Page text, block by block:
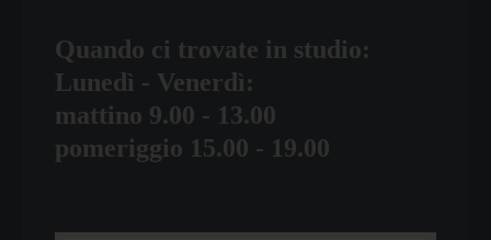
Quando ci trovate in studio:
Lunedì - Venerdì:
mattino 9.00 - 13.00
pomeriggio 15.00 - 19.00